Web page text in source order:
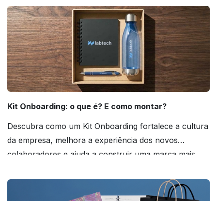
Kit Onboarding: o que é? E como montar?
Descubra como um Kit Onboarding fortalece a cultura
da empresa, melhora a experiência dos novos
colaboradores e ajuda a construir uma marca mais